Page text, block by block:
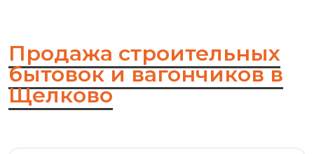
Продажа строительных
бытовок и вагончиков в
Щелково